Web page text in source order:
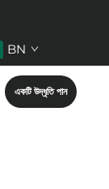
BN
একটি উদ্ধৃতি পান